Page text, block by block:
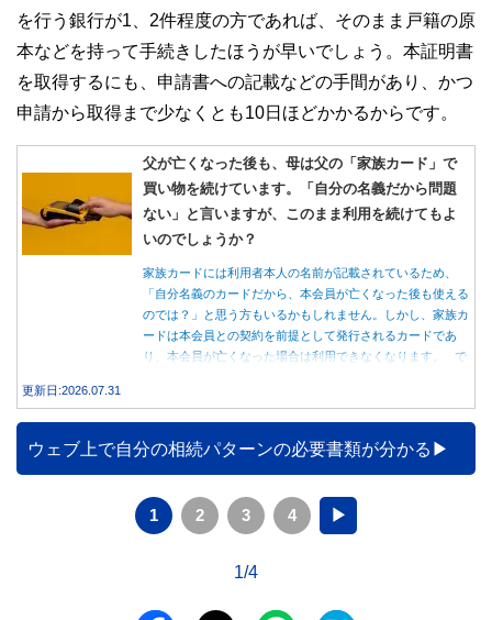
を行う銀行が1、2件程度の方であれば、そのまま戸籍の原
本などを持って手続きしたほうが早いでしょう。本証明書
を取得するにも、申請書への記載などの手間があり、かつ
申請から取得まで少なくとも10日ほどかかるからです。
父が亡くなった後も、母は父の「家族カード」で
買い物を続けています。「自分の名義だから問題
ない」と言いますが、このまま利用を続けてもよ
いのでしょうか？
家族カードには利用者本人の名前が記載されているため、
「自分名義のカードだから、本会員が亡くなった後も使える
のでは？」と思う方もいるかもしれません。しかし、家族カ
ードは本会員との契約を前提として発行されるカードであ
り、本会員が亡くなった場合は利用できなくなります。 で
族が行うべき手続きについて分かりやすく解説します。
更新日:2026.07.31
ウェブ上で自分の相続パターンの必要書類が分かる
1 2 3 4 ▶
1/4